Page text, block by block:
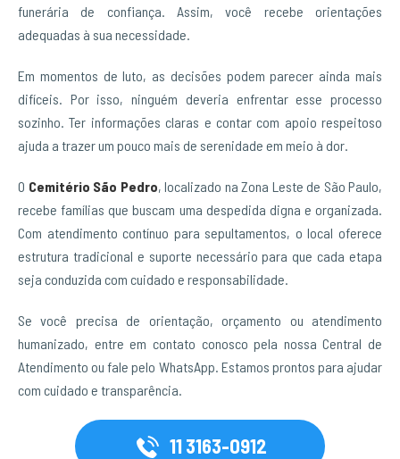
funerária de confiança. Assim, você recebe orientações
adequadas à sua necessidade.
Em momentos de luto, as decisões podem parecer ainda mais
difíceis. Por isso, ninguém deveria enfrentar esse processo
sozinho. Ter informações claras e contar com apoio respeitoso
ajuda a trazer um pouco mais de serenidade em meio à dor.
O Cemitério São Pedro, localizado na Zona Leste de São Paulo,
recebe famílias que buscam uma despedida digna e organizada.
Com atendimento contínuo para sepultamentos, o local oferece
estrutura tradicional e suporte necessário para que cada etapa
seja conduzida com cuidado e responsabilidade.
Se você precisa de orientação, orçamento ou atendimento
humanizado, entre em contato conosco pela nossa Central de
Atendimento ou fale pelo WhatsApp. Estamos prontos para ajudar
com cuidado e transparência.
11 3163-0912